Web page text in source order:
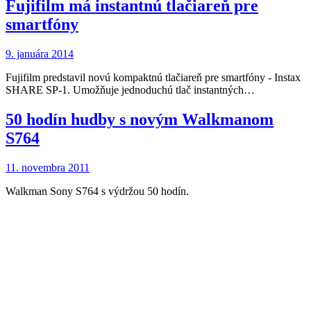
Fujifilm má instantnú tlačiareň pre
smartfóny
9. januára 2014
Fujifilm predstavil novú kompaktnú tlačiareň pre smartfóny - Instax
SHARE SP-1. Umožňuje jednoduchú tlač instantných…
50 hodín hudby s novým Walkmanom
S764
11. novembra 2011
Walkman Sony S764 s výdržou 50 hodín.